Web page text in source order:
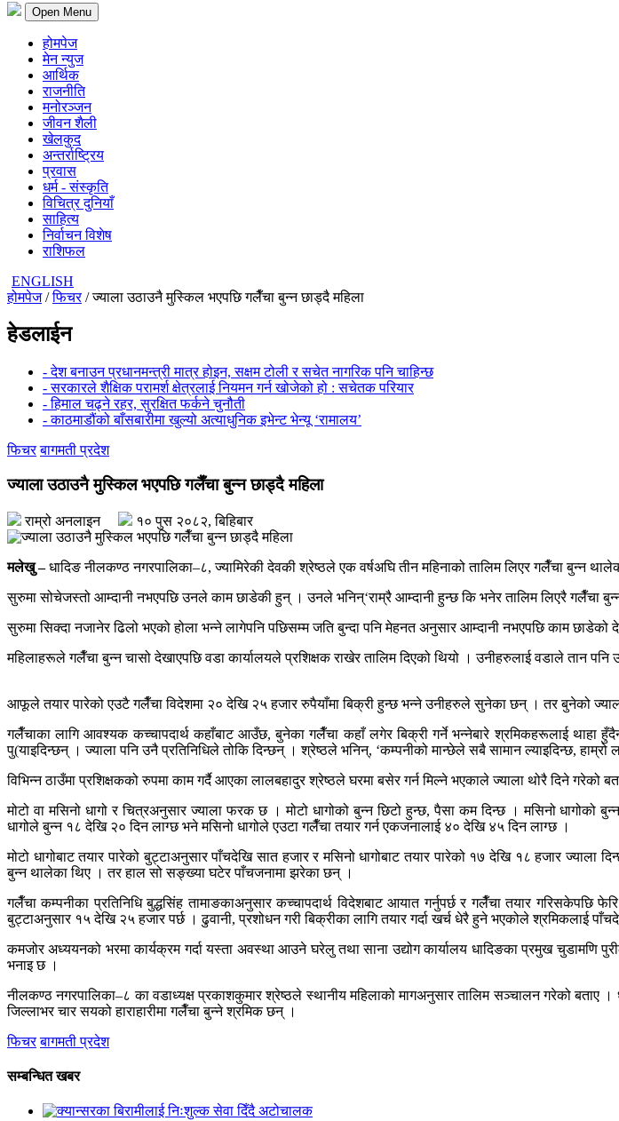
Open Menu
होमपेज
मेन न्युज
आर्थिक
राजनीति
मनोरञ्जन
जीवन शैली
खेलकुद
अन्तर्राष्ट्रिय
प्रवास
धर्म - संस्कृति
विचित्र दुनियाँ
साहित्य
निर्वाचन विशेष
राशिफल
ENGLISH
होमपेज/फिचर/ ज्याला उठाउनै मुस्किल भएपछि गलैँचा बुन्न छाड्दै महिला
हेडलाईन
- देश बनाउन प्रधानमन्त्री मात्र होइन, सक्षम टोली र सचेत नागरिक पनि चाहिन्छ
- सरकारले शैक्षिक परामर्श क्षेत्रलाई नियमन गर्न खोजेको हो : सचेतक परियार
- हिमाल चढ्ने रहर, सुरक्षित फर्कने चुनौती
- काठमाडौंको बाँसबारीमा खुल्यो अत्याधुनिक इभेन्ट भेन्यू ‘रामालय’
फिचर बागमती प्रदेश
ज्याला उठाउनै मुस्किल भएपछि गलैँचा बुन्न छाड्दै महिला
राम्रो अनलाइन १० पुस २०८२, बिहिबार
मलेखु –धादिङ नीलकण्ठ नगरपालिका–८, ज्यामिरेकी देवकी श्रेष्ठले एक वर्षअघि तीन महिनाको तालिम लिएर गलैँचा बुन्न
सुरुमा सोचेजस्तो आम्दानी नभएपछि उनले काम छाडेकी हुन् । उनले भनिन्‘राम्रै आम्दानी हुन्छ कि भनेर तालिम लिएरै गलैँचा
सुरुमा सिक्दा नजानेर ढिलो भएको होला भन्ने लागेपनि पछिसम्म जति बुन्दा पनि मेहनत अनुसार आम्दानी नभएपछि काम
महिलाहरूले गलैँचा बुन्न चासो देखाएपछि वडा कार्यालयले प्रशिक्षक राखेर तालिम दिएको थियो । उनीहरुलाई वडाले तान
आफूले तयार पारेको एउटै गलैँचा विदेशमा २० देखि २५ हजार रुपैयाँमा बिक्री हुन्छ भन्ने उनीहरुले सुनेका छन् । तर बुनेको
गलैँचाका लागि आवश्यक कच्चापदार्थ कहाँबाट आउँछ, बुनेका गलैँचा कहाँ लगेर बिक्री गर्ने भन्नेबारे श्रमिकहरूलाई थाहा
पु(याइदिन्छन् । ज्याला पनि उनै प्रतिनिधिले तोकि दिन्छन् । श्रेष्ठले भनिन्, ‘कम्पनीको मान्छेले सबै सामान ल्याइदिन्छ, हाम्रो
विभिन्न ठाउँमा प्रशिक्षकको रुपमा काम गर्दै आएका लालबहादुर श्रेष्ठले घरमा बसेर गर्न मिल्ने भएकाले ज्याला थोरै दिने
मोटो वा मसिनो धागो र चित्रअनुसार ज्याला फरक छ । मोटो धागोको बुन्न छिटो हुन्छ, पैसा कम दिन्छ । मसिनो
धागोले बुन्न १८ देखि २० दिन लाग्छ भने मसिनो धागोले एउटा गलैँचा तयार गर्न एकजनालाई ४० देखि ४५ दिन लाग्छ ।
मोटो धागोबाट तयार पारेको बुट्टाअनुसार पाँचदेखि सात हजार र मसिनो धागोबाट तयार पारेको १७ देखि १८ हजार
बुन्न थालेका थिए । तर हाल सो सङ्ख्या घटेर पाँचजनामा झरेका छन् ।
गलैँचा कम्पनीका प्रतिनिधि बुद्धसिंह तामाङकाअनुसार कच्चापदार्थ विदेशबाट आयात गर्नुपर्छ र गलैँचा तयार गरिसकेपछि
बुट्टाअनुसार १५ देखि २५ हजार पर्छ । ढुवानी, प्रशोधन गरी बिक्रीका लागि तयार गर्दा खर्च धेरै हुने भएकोले श्रमिकलाई
कमजोर अध्ययनको भरमा कार्यक्रम गर्दा यस्ता अवस्था आउने घरेलु तथा साना उद्योग कार्यालय धादिङका प्रमुख चुडामणि
भनाइ छ ।
नीलकण्ठ नगरपालिका–८ का वडाध्यक्ष प्रकाशकुमार श्रेष्ठले स्थानीय महिलाको मागअनुसार तालिम सञ्चालन गरेको
जिल्लाभर चार सयको हाराहारीमा गलैँचा बुन्ने श्रमिक छन् ।
फिचर बागमती प्रदेश
सम्बन्धित खबर